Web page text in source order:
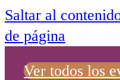
Saltar al
de página
Ver todos los